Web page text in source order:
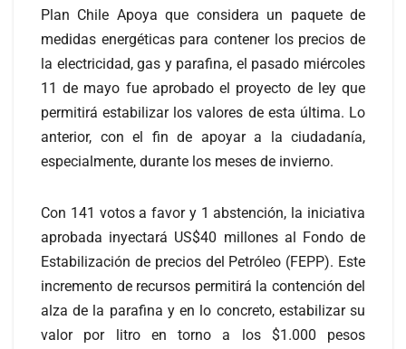
Plan Chile Apoya que considera un paquete de
medidas energéticas para contener los precios de
la electricidad, gas y parafina, el pasado miércoles
11 de mayo fue aprobado el proyecto de ley que
permitirá estabilizar los valores de esta última. Lo
anterior, con el fin de apoyar a la ciudadanía,
especialmente, durante los meses de invierno.
Con 141 votos a favor y 1 abstención, la iniciativa
aprobada inyectará US$40 millones al Fondo de
Estabilización de precios del Petróleo (FEPP). Este
incremento de recursos permitirá la contención del
alza de la parafina y en lo concreto, estabilizar su
valor por litro en torno a los $1.000 pesos